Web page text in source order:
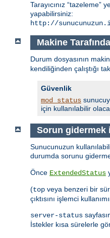
Tarayıcınız
yapabilirsiniz:
http://
Makine
Durum dosyasının
kendiliğinden çalıştığı
Güvenlik
mod_status
için kullanılabilir
Sorun gidermek
Sunucunuzun
durumda sorunu
Önce ExtendedStatus
(top veya benzeri bir
çıktısını işlemci
server-status
İstekler kısa sürelerle